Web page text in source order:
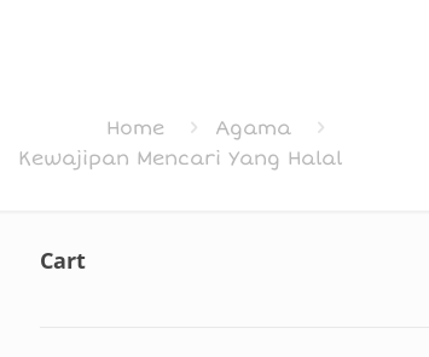
Home
Agama
Kewajipan Mencari Yang Halal
Cart